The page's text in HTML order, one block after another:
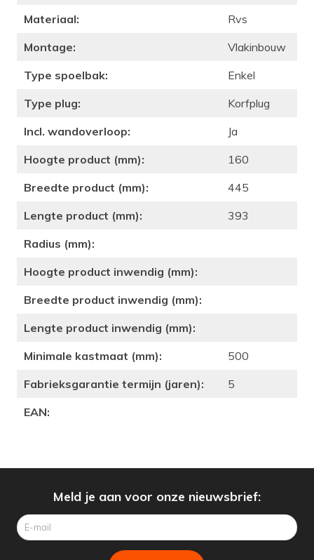
Materiaal:
Rvs
Montage:
Vlakinbouw
Type spoelbak:
Enkel
Type plug:
Korfplug
Incl. wandoverloop:
Ja
Hoogte product (mm):
160
Breedte product (mm):
445
Lengte product (mm):
393
Radius (mm):
Hoogte product inwendig (mm):
Breedte product inwendig (mm):
Lengte product inwendig (mm):
Minimale kastmaat (mm):
500
Fabrieksgarantie termijn (jaren):
5
EAN:
Meld je aan voor onze nieuwsbrief: